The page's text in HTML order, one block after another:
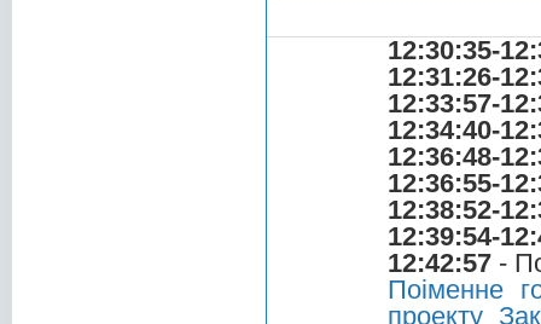
12:30:35-
12:31:26-
12:33:57-
12:34:40-
12:36:48-
12:36:55-
12:38:52-
12:39:54-
12:42:57 -
Поіменне
проекту